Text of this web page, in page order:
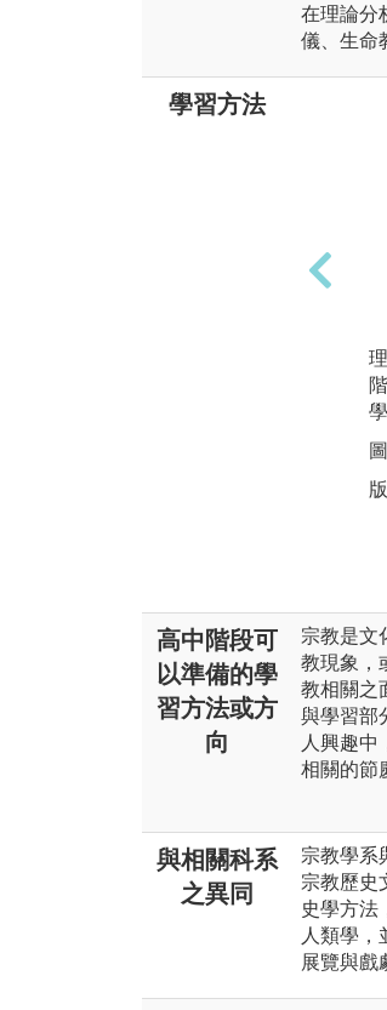
在理論分
儀、生命
學習方法
高中階段可
以準備的學
習方法或方
向
宗教是文
教現象，
教相關之
與學習部
人興趣
相關的節
與相關科系
之異同
宗教學系
宗教歷史
史學方法
人類學，
展覽與戲